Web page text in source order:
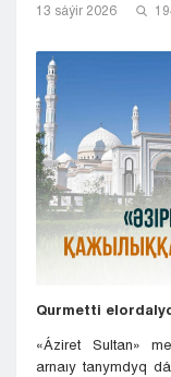
Kyzylorda
Petropavlovsk
Semeı
Taldykorgan
Taraz
Týrkestan
Ýralsk
Ýst-Kamenogorsk
Shymkent
13 sáýіr 2026
Qurmetti
«Áziret Sultan»
arnaıy tanymdyq